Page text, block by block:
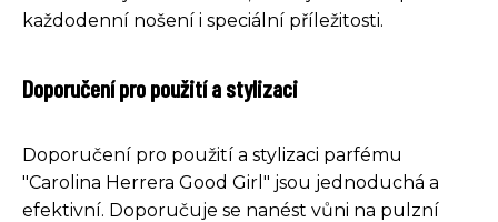
každodenní nošení i speciální příležitosti.
Doporučení pro použití a stylizaci
Doporučení pro použití a stylizaci parfému
"Carolina Herrera Good Girl" jsou jednoduchá a
efektivní. Doporučuje se nanést vůni na pulzní